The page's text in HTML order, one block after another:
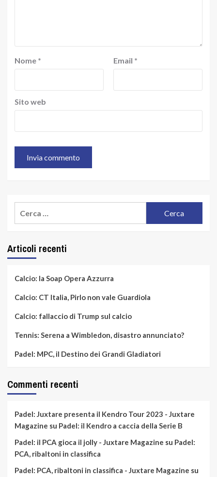
Nome * Email *
Sito web
Articoli recenti
Calcio: la Soap Opera Azzurra
Calcio: CT Italia, Pirlo non vale Guardiola
Calcio: fallaccio di Trump sul calcio
Tennis: Serena a Wimbledon, disastro annunciato?
Padel: MPC, il Destino dei Grandi Gladiatori
Commenti recenti
Padel: Juxtare presenta il Kendro Tour 2023 - Juxtare
Magazine su Padel: il Kendro a caccia della Serie B
Padel: il PCA gioca il jolly - Juxtare Magazine su Padel:
PCA, ribaltoni in classifica
Padel: PCA, ribaltoni in classifica - Juxtare Magazine su